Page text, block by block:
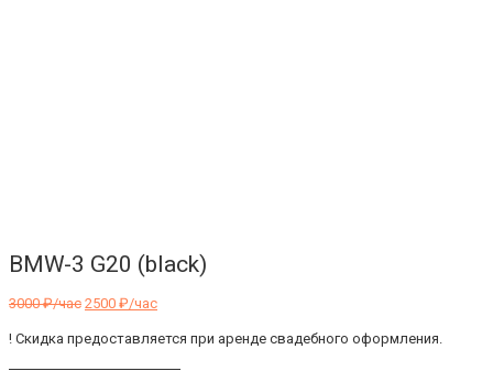
BMW-3 G20 (black)
3000₽/час 2500 ₽/час
! Скидка предоставляется при аренде свадебного оформления.